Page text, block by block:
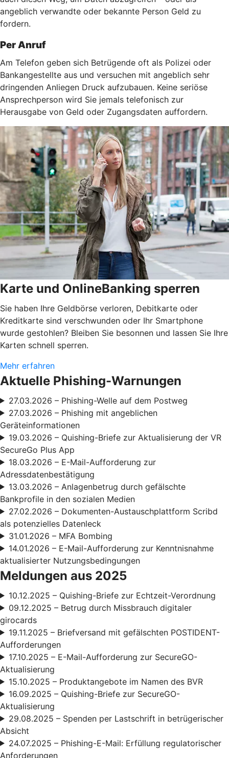
angeblich verwandte oder bekannte Person Geld zu
fordern.
Per Anruf
Am Telefon geben sich Betrügende oft als Polizei oder
Bankangestellte aus und versuchen mit angeblich sehr
dringenden Anliegen Druck aufzubauen. Keine seriöse
Ansprechperson wird Sie jemals telefonisch zur
Herausgabe von Geld oder Zugangsdaten auffordern.
Karte und OnlineBanking sperren
Sie haben Ihre Geldbörse verloren, Debitkarte oder
Kreditkarte sind verschwunden oder Ihr Smartphone
wurde gestohlen? Bleiben Sie besonnen und lassen Sie Ihre
Karten schnell sperren.
Mehr erfahren
Aktuelle Phishing-Warnungen
27.03.2026 – Phishing-Welle auf dem Postweg
27.03.2026 – Phishing mit angeblichen
Geräteinformationen
19.03.2026 – Quishing-Briefe zur Aktualisierung der VR
SecureGo Plus App
18.03.2026 – E-Mail-Aufforderung zur
Adressdatenbestätigung
13.03.2026 – Anlagenbetrug durch gefälschte
Bankprofile in den sozialen Medien
27.02.2026 – Dokumenten-Austauschplattform Scribd
als potenzielles Datenleck
31.01.2026 – MFA Bombing
14.01.2026 – E-Mail-Aufforderung zur Kenntnisnahme
aktualisierter Nutzungsbedingungen
Meldungen aus 2025
10.12.2025 – Quishing-Briefe zur Echtzeit-Verordnung
09.12.2025 – Betrug durch Missbrauch digitaler
girocards
19.11.2025 – Briefversand mit gefälschten POSTIDENT-
Aufforderungen
17.10.2025 – E-Mail-Aufforderung zur SecureGO-
Aktualisierung
15.10.2025 – Produktangebote im Namen des BVR
16.09.2025 – Quishing-Briefe zur SecureGO-
Aktualisierung
29.08.2025 – Spenden per Lastschrift in betrügerischer
Absicht
24.07.2025 – Phishing-E-Mail: Erfüllung regulatorischer
Anforderungen